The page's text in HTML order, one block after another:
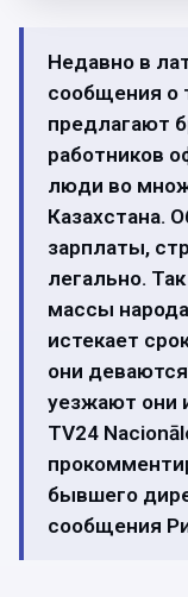
Недавно в
сообщения о
предлагают
работников
люди во
Казахстана.
зарплаты,
легально.
массы
истекает
они
уезжают они
TV24
бывшего
сообщения